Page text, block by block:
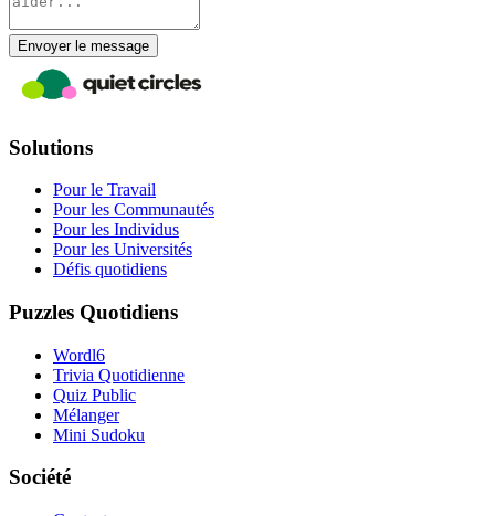
Envoyer le message
Solutions
Pour le Travail
Pour les Communautés
Pour les Individus
Pour les Universités
Défis quotidiens
Puzzles Quotidiens
Wordl6
Trivia Quotidienne
Quiz Public
Mélanger
Mini Sudoku
Société